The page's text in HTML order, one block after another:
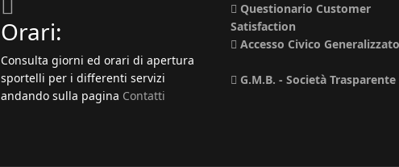
Orari:
Consulta giorni ed orari di apertura
sportelli per i differenti servizi
andando sulla pagina Contatti
Questionario Customer
Satisfaction
Accesso Civico Generalizzato
G.M.B. - Società Trasparente